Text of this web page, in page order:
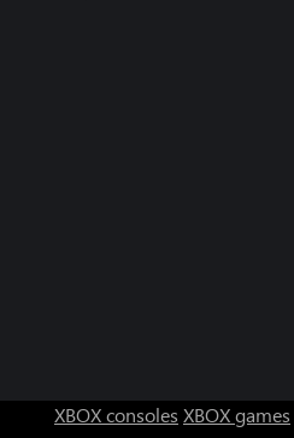
XBOX consoles XBOX games